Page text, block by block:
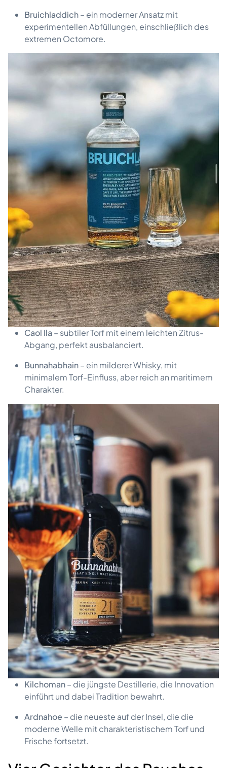
Bruichladdich– ein moderner Ansatz mit
experimentellen Abfüllungen, einschließlich des
extremen Octomore.
Caol Ila – subtiler Torf mit einem leichten Zitrus-
Abgang, perfekt ausbalanciert.
Bunnahabhain– ein milderer Whisky, mit
minimalem Torf-Einfluss, aber reich an maritimem
Charakter.
Kilchoman– die jüngste Destillerie, die Innovation
einführt und dabei Tradition bewahrt.
Ardnahoe – die neueste auf der Insel, die die
moderne Welle mit charakteristischem Torf und
Frische fortsetzt.